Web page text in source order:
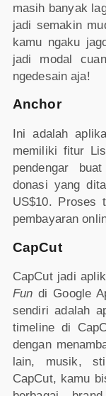
masih banyak
jadi semakin
kamu ngaku
jadi modal
ngedesain aja!
Anchor
Ini adalah
memiliki fitur
pendengar
donasi yang
US$10. Proses
pembayaran
CapCut
CapCut jadi
Fun di Google
sendiri adalah
timeline di
dengan
lain, musik,
CapCut, kamu